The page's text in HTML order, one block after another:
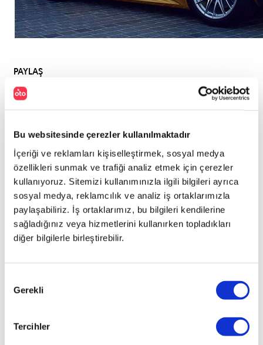
Bu websitesinde çerezler kullanılmaktadır
İçeriği ve reklamları kişiselleştirmek, sosyal medya
özellikleri sunmak ve trafiği analiz etmek için çerezler
kullanıyoruz. Sitemizi kullanımınızla ilgili bilgileri ayrıca
sosyal medya, reklamcılık ve analiz iş ortaklarımızla
paylaşabiliriz. İş ortaklarımız, bu bilgileri kendilerine
sağladığınız veya hizmetlerini kullanırken topladıkları
diğer bilgilerle birleştirebilir.
Seçimi
Gerekli
Tercihler
PAYLAŞ